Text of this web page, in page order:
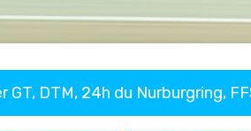
GT, DTM, 24h du Nurburgring,